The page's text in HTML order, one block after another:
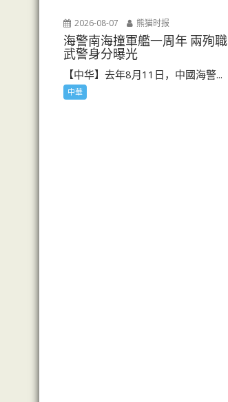
2026-08-07 熊猫时报
海警南海撞軍艦一周年 兩殉職
武警身分曝光
【中华】去年8月11日，中國海警...
中華